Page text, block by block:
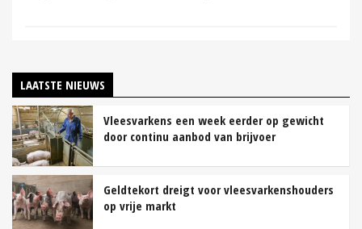
LAATSTE NIEUWS
Vleesvarkens een week eerder op gewicht
door continu aanbod van brijvoer
Geldtekort dreigt voor vleesvarkenshouders
op vrije markt